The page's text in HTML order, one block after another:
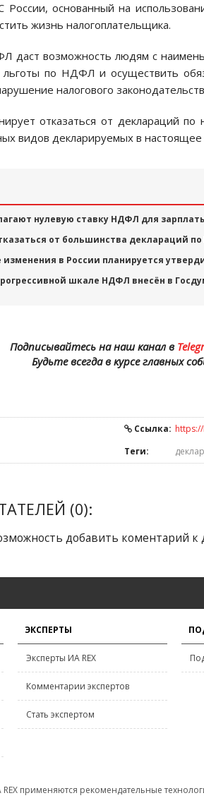
основанный на
жизнь налогоплательщика.
даст возможность людям с
льготы по НДФЛ и осуществить
налогового
отказаться от деклараций
видов декларируемых в
нулевую ставку НДФЛ для
от большинства деклараций
в России планируется
шкале НДФЛ внесён в
Подписывайтесь на наш канал в
Будьте всегда в курсе главных
Ссылка:
Теги:
(0):
добавить коментарий к
ЭКСПЕРТЫ
Эксперты ИА REX
Комментарии экспертов
Стать экспертом
применяются рекомендательные